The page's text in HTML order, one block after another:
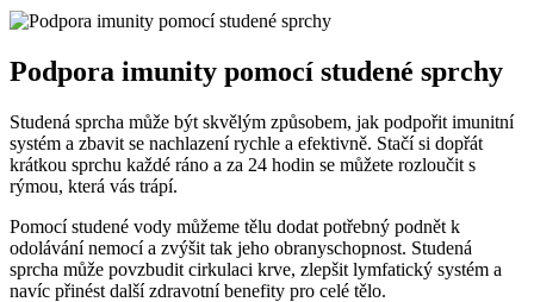
Podpora imunity pomocí studené sprchy
Studená sprcha může být skvělým způsobem, jak podpořit imunitní
systém a zbavit se nachlazení rychle a efektivně. Stačí si dopřát
krátkou sprchu každé ráno a za 24 hodin se můžete rozloučit s
rýmou, která vás trápí.
Pomocí studené vody můžeme tělu dodat potřebný podnět k
odolávání nemocí a zvýšit tak jeho obranyschopnost. Studená
sprcha může povzbudit cirkulaci krve, zlepšit lymfatický systém a
navíc přinést další zdravotní benefity pro celé tělo.